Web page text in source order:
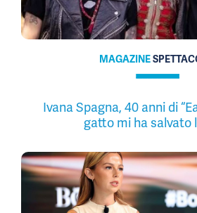
MAGAZINE
Ivana Spagna, 40 anni di
gatto mi ha salvato